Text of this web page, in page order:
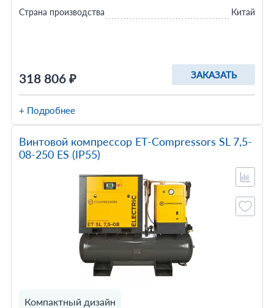
318 806 ₽ ЗАКАЗАТЬ
Страна производства Китай
+ Подробнее
Винтовой компрессор ET-Compressors SL 7,5-
08-250 ES (IP55)
Компактный дизайн